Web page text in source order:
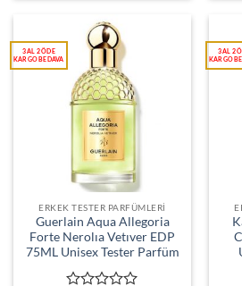
ERKEK TESTER PARFÜMLERI
Guerlain Aqua Allegoria
Forte Nerolıa Vetıver EDP
75ML Unisex Tester Parfüm